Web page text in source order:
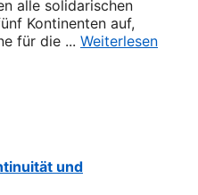
alle solidarischen
Kontinenten auf,
für die ... Weiterlesen
und